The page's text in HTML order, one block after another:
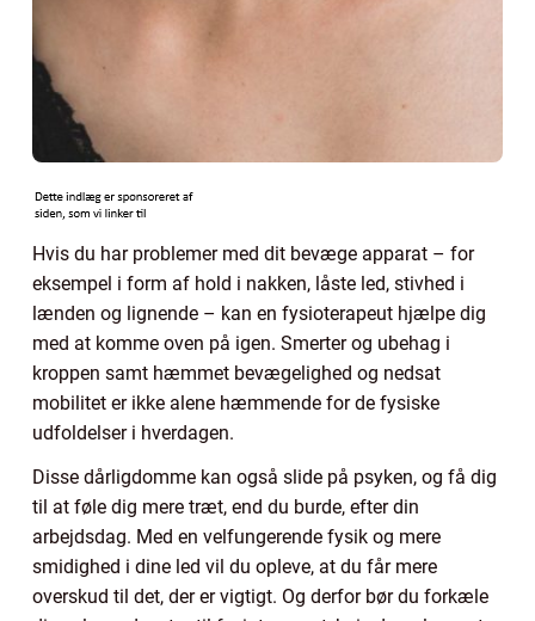
Hvis du har problemer med dit bevæge apparat – for
eksempel i form af hold i nakken, låste led, stivhed i
lænden og lignende – kan en fysioterapeut hjælpe dig
med at komme oven på igen. Smerter og ubehag i
kroppen samt hæmmet bevægelighed og nedsat
mobilitet er ikke alene hæmmende for de fysiske
udfoldelser i hverdagen.
Disse dårligdomme kan også slide på psyken, og få dig
til at føle dig mere træt, end du burde, efter din
arbejdsdag. Med en velfungerende fysik og mere
smidighed i dine led vil du opleve, at du får mere
overskud til det, der er vigtigt. Og derfor bør du forkæle